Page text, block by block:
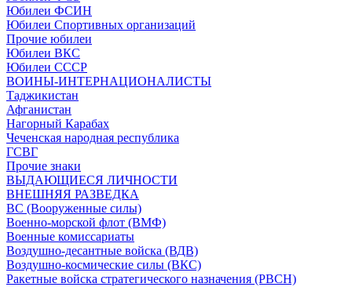
Юбилеи ФСИН
Юбилеи Спортивных организаций
Прочие юбилеи
Юбилеи ВКС
Юбилеи СССР
ВОИНЫ-ИНТЕРНАЦИОНАЛИСТЫ
Таджикистан
Афганистан
Нагорный Карабах
Чеченская народная республика
ГСВГ
Прочие знаки
ВЫДАЮЩИЕСЯ ЛИЧНОСТИ
ВНЕШНЯЯ РАЗВЕДКА
ВС (Вооруженные силы)
Военно-морской флот (ВМФ)
Военные комиссариаты
Воздушно-десантные войска (ВДВ)
Воздушно-космические силы (ВКС)
Ракетные войска стратегического назначения (РВСН)